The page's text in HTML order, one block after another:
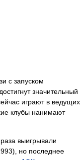
с запуском
значительный
играют в ведущих
клубы нанимают
выигрывали
но последнее